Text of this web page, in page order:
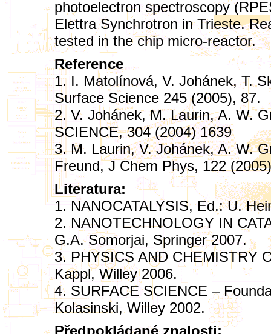
photoelectron spectroscopy
Elettra Synchrotron in Trieste.
tested in the chip micro-reactor.
Reference
1. I. Matolínová, V. Johánek, T.
Surface Science 245 (2005), 87.
2. V. Johánek, M. Laurin, A. W.
SCIENCE, 304 (2004) 1639
3. M. Laurin, V. Johánek, A. W.
Freund, J Chem Phys, 122
Literatura:
1. NANOCATALYSIS, Ed.: U.
2. NANOTECHNOLOGY IN
G.A. Somorjai, Springer 2007.
3. PHYSICS AND CHEMISTRY
Kappl, Willey 2006.
4. SURFACE SCIENCE –
Kolasinski, Willey 2002.